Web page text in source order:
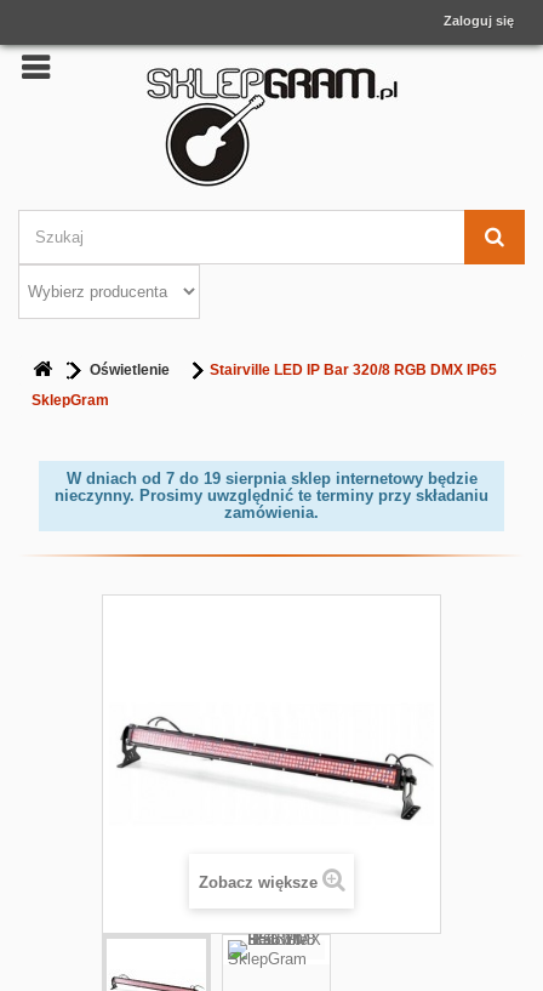
Zaloguj się
Oświetlenie
Stairville LED IP Bar 320/8 RGB DMX IP65
SklepGram
W dniach od 7 do 19 sierpnia sklep internetowy będzie
nieczynny. Prosimy uwzględnić te terminy przy składaniu
zamówienia.
Zobacz większe